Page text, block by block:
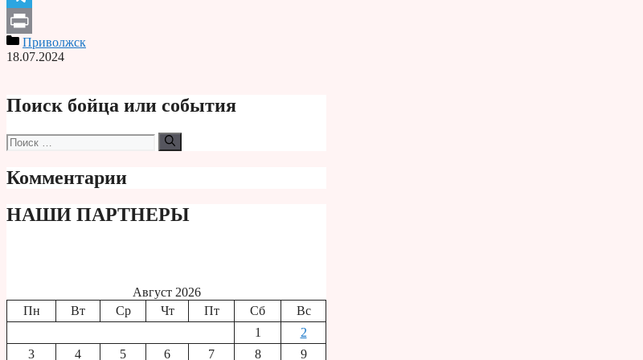
Telegram
PrintПриволжск
18.07.2024
Поиск бойца или события
Поиск:
Комментарии
НАШИ ПАРТНЕРЫ
Август 2026
Пн
Вт Ср Чт Пт Сб
Вс
1
2
3
4 5 6 7 8 9